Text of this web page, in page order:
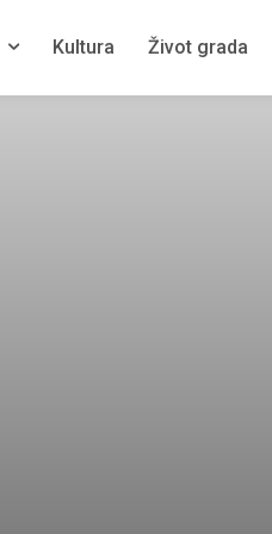
Kultura Život grada